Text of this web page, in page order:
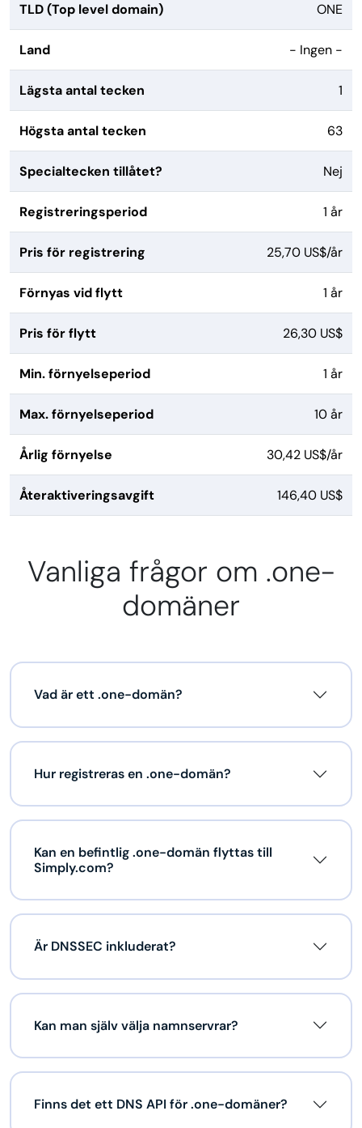
TLD (Top level domain) ONE
Land - Ingen -
Lägsta antal tecken 1
Högsta antal tecken 63
Specialtecken tillåtet? Nej
Registreringsperiod 1 år
Pris för registrering 25,70 US$/år
Förnyas vid flytt 1 år
Pris för flytt 26,30 US$
Min. förnyelseperiod 1 år
Max. förnyelseperiod 10 år
Årlig förnyelse 30,42 US$/år
Återaktiveringsavgift 146,40 US$
Vanliga frågor om .one-
domäner
Vad är ett .one-domän?
Hur registreras en .one-domän?
Kan en befintlig .one-domän flyttas till
Simply.com?
Är DNSSEC inkluderat?
Kan man själv välja namnservrar?
Finns det ett DNS API för .one-domäner?